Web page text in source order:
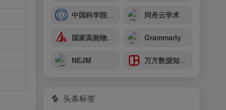
中国科学院微生物研究所 同舟云学术
国家高能物理科学数据中心 Grammarly
NEJM 万方数据知识服务平台
头条标签